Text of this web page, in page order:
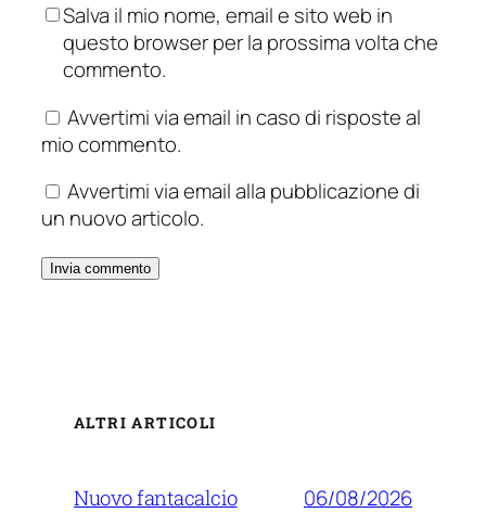
Salva il mio nome, email e sito web in
questo browser per la prossima volta che
commento.
Avvertimi via email in caso di risposte al
mio commento.
Avvertimi via email alla pubblicazione di
un nuovo articolo.
ALTRI ARTICOLI
Nuovo fantacalcio 06/08/2026